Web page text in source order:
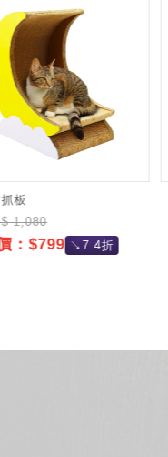
板
$ 1,080
：$799 ↘7.4折